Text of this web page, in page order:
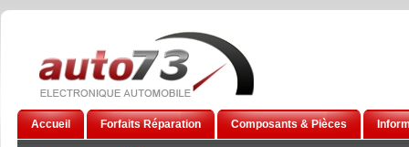
Accueil Forfaits Réparation Composants & Pièces